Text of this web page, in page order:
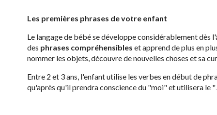
Les premières phrases de votre enfant
Le langage de bébé se développe considérablement
des phrases compréhensibles et apprend de plus en
nommer les objets, découvre de nouvelles choses et sa
Entre 2 et 3 ans, l'enfant utilise les verbes en début de
qu'après qu'il prendra conscience du "moi" et utilisera le